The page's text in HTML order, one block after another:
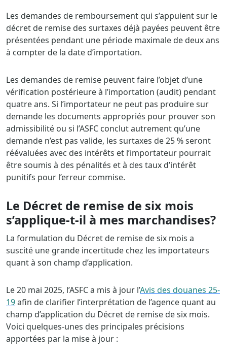
Les demandes de remboursement qui s’appuient sur le
décret de remise des surtaxes déjà payées peuvent être
présentées pendant une période maximale de deux ans
à compter de la date d’importation.
Les demandes de remise peuvent faire l’objet d’une
vérification postérieure à l’importation (audit) pendant
quatre ans. Si l’importateur ne peut pas produire sur
demande les documents appropriés pour prouver son
admissibilité ou si l’ASFC conclut autrement qu’une
demande n’est pas valide, les surtaxes de 25 % seront
réévaluées avec des intérêts et l’importateur pourrait
être soumis à des pénalités et à des taux d’intérêt
punitifs pour l’erreur commise.
Le Décret de remise de six mois
s’applique-t-il à mes marchandises?
La formulation du Décret de remise de six mois a
suscité une grande incertitude chez les importateurs
quant à son champ d’application.
Le 20 mai 2025, l’ASFC a mis à jour l’Avis des douanes 25-
19afin de clarifier l’interprétation de l’agence quant au
champ d’application du Décret de remise de six mois.
Voici quelques-unes des principales précisions
apportées par la mise à jour :